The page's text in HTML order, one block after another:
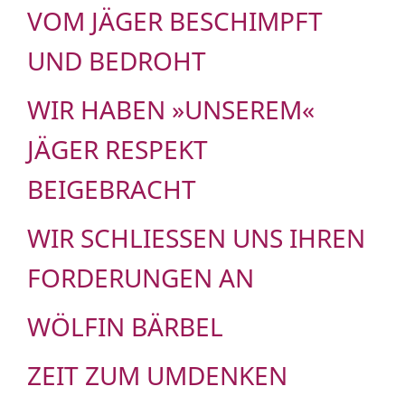
VOM JÄGER BESCHIMPFT
UND BEDROHT
WIR HABEN »UNSEREM«
JÄGER RESPEKT
BEIGEBRACHT
WIR SCHLIESSEN UNS IHREN F
ORDERUNGEN AN
WÖLFIN BÄRBEL
ZEIT ZUM UMDENKEN